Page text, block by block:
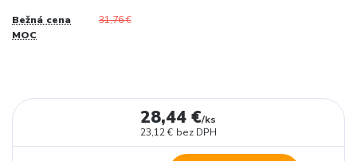
Bežná cena
MOC
31,76 €
28,44 €/ks
23,12 € bez DPH